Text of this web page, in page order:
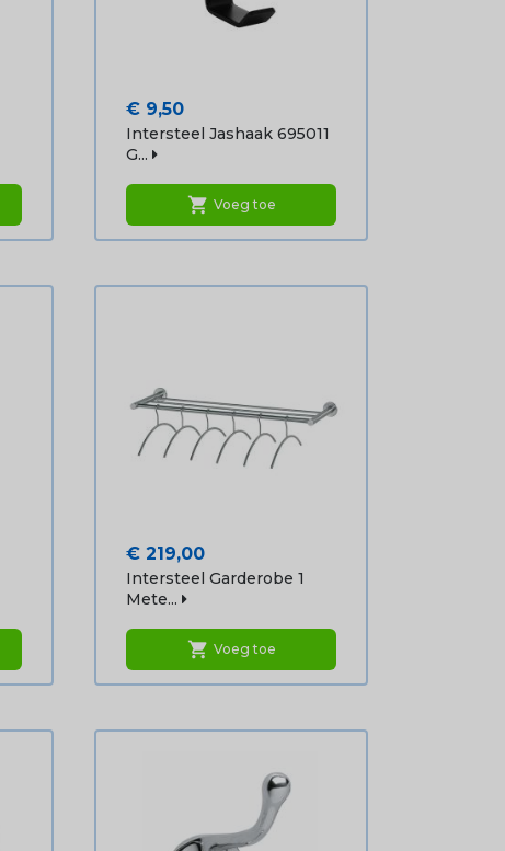
Prijs
€ 9,50
Intersteel Jashaak 695011
G...
shopping_cart Voeg toe
Prijs
€ 219,00
Intersteel Garderobe 1
Mete...
shopping_cart Voeg toe